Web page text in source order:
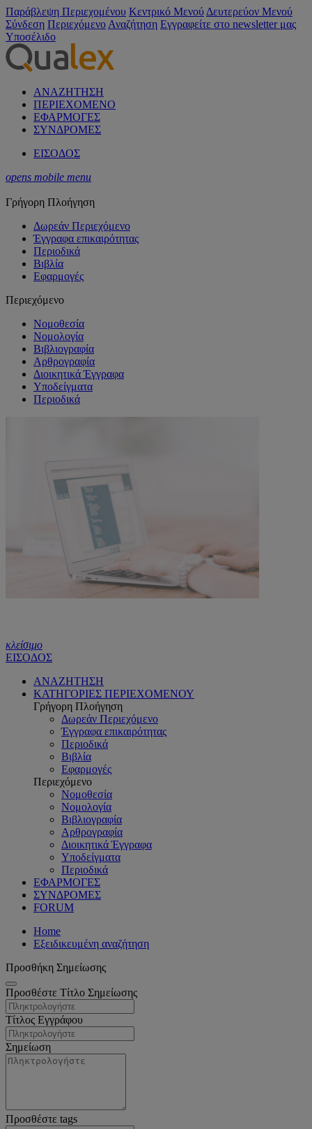
Παράβλεψη Περιεχομένου Κεντρικό Μενού Δευτερεύον Μενού
Σύνδεση Περιεχόμενο Αναζήτηση Εγγραφείτε στο newsletter μας
Υποσέλιδο
ΑΝΑΖΗΤΗΣΗ
ΠΕΡΙΕΧΟΜΕΝΟ
ΕΦΑΡΜΟΓΕΣ
ΣΥΝΔΡΟΜΕΣ
ΕΙΣΟΔΟΣ
opens mobile menu
Γρήγορη Πλοήγηση
Δωρεάν Περιεχόμενο
Έγγραφα επικαιρότητας
Περιοδικά
Βιβλία
Εφαρμογές
Περιεχόμενο
Νομοθεσία
Νομολογία
Βιβλιογραφία
Αρθρογραφία
Διοικητικά Έγγραφα
Υποδείγματα
Περιοδικά
κλείσιμο
ΕΙΣΟΔΟΣ
ΑΝΑΖΗΤΗΣΗ
ΚΑΤΗΓΟΡΙΕΣ ΠΕΡΙΕΧΟΜΕΝΟΥ
Γρήγορη Πλοήγηση
Δωρεάν Περιεχόμενο
Έγγραφα επικαιρότητας
Περιοδικά
Βιβλία
Εφαρμογές
Περιεχόμενο
Νομοθεσία
Νομολογία
Βιβλιογραφία
Αρθρογραφία
Διοικητικά Έγγραφα
Υποδείγματα
Περιοδικά
ΕΦΑΡΜΟΓΕΣ
ΣΥΝΔΡΟΜΕΣ
FORUM
Home
Εξειδικευμένη αναζήτηση
Προσθήκη Σημείωσης
Προσθέστε Τίτλο Σημείωσης
Τίτλος Εγγράφου
Σημείωση
Προσθέστε tags